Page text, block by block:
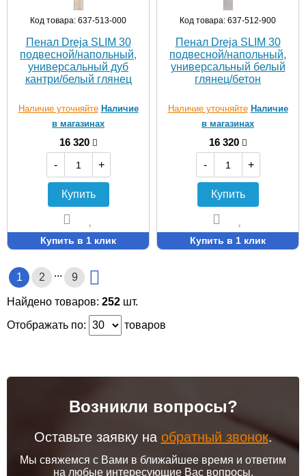
Код товара: 637-513-000
Пенал Dreja SLIM 30
подвесной/напольный,
универсальный дуб
кантри/белый глянец
Наличие уточняйте Наличие
в магазинах
16 320
-
+
Купить
Купить в 1 клик
Код товара: 637-512-900
Пенал Dreja SLIM 30
подвесной/напольный,
универсальный белый
глянец/бетон
Наличие уточняйте Наличие
в магазинах
16 320
-
+
Купить
Купить в 1 клик
1 2 ... 9
Найдено товаров: 252 шт.
Отображать по:
товаров
Возникли вопросы?
Оставьте заявку на обратный звонок.
Мы свяжемся с Вами в ближайшее время и ответим
на любые интересующие Вас вопросы.